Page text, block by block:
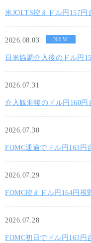
米JOLTS控えドル円157円
2026.08.03 NEW
日米協調介入後のドル円
2026.07.31
介入観測後のドル円160円
2026.07.30
FOMC通過でドル円163円
2026.07.29
FOMC控えドル円164円視
2026.07.28
FOMC初日でドル円163